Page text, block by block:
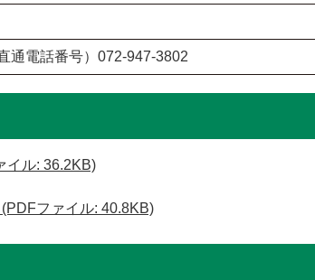
通電話番号）072-947-3802
イル: 36.2KB)
ファイル: 40.8KB)